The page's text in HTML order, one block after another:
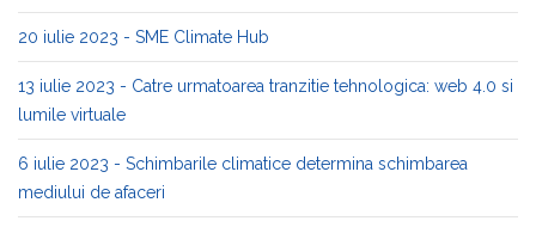
20 iulie 2023 - SME Climate Hub
13 iulie 2023 - Catre urmatoarea tranzitie tehnologica: web 4.0 si
lumile virtuale
6 iulie 2023 - Schimbarile climatice determina schimbarea
mediului de afaceri